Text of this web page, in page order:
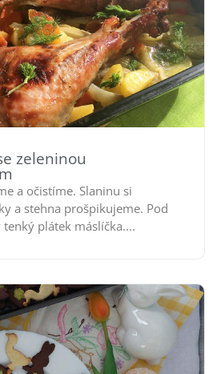
zeleninou
a očistíme. Slaninu si
a stehna prošpikujeme. Pod
plátek máslíčka....